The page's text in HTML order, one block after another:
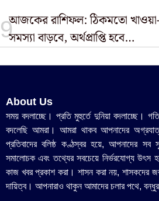
আজকের রাশিফল: ঠিকমতো খাওয়া-
সমস্যা বাড়বে, অর্থপ্রাপ্তি হবে…
About Us
সময় বদলাচ্ছে। প্রতি মুহুর্তে দুনিয়া বদলাচ্ছে।
বদলেছি আমরা। আমরা থাকব আপনাদের
প্রতিবাদের বলিষ্ঠ কণ্ঠস্বর হয়ে, আপনাদের
সমালোচক এবং তথ্যের সবচেয়ে নির্ভরযোগ্য উ‍ৎস
কাজ খবর প্রকাশ করা। শাসন করা নয়, শাসকদের
দায়িত্ব। আপনারাও থাকুন আমাদের চলার পথে,